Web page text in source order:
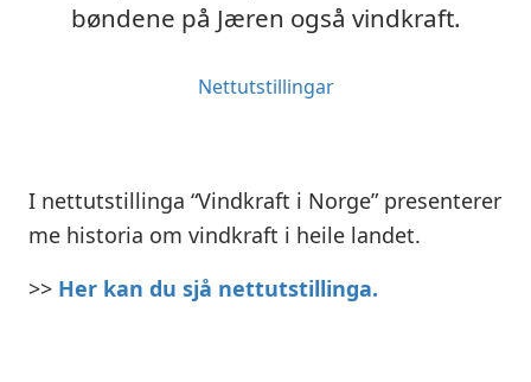
bøndene på Jæren også vindkraft.
Nettutstillingar
I nettutstillinga “Vindkraft i Norge” presenterer
me historia om vindkraft i heile landet.
>> Her kan du sjå nettutstillinga.